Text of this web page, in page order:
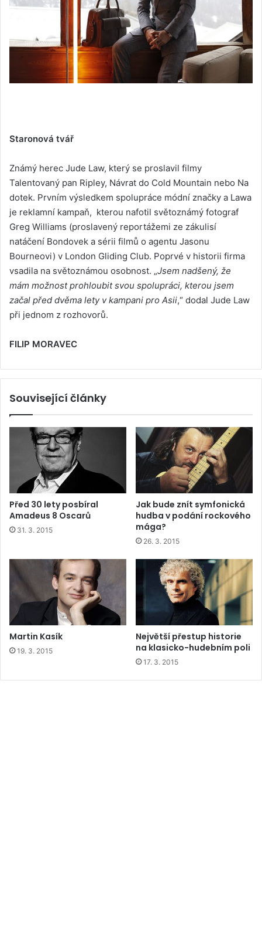
Staronová tvář
Známý herec Jude Law, který se proslavil filmy
Talentovaný pan Ripley, Návrat do Cold Mountain nebo Na
dotek. Prvním výsledkem spolupráce módní značky a Lawa
je reklamní kampaň, kterou nafotil světoznámý fotograf
Greg Williams (proslavený reportážemi ze zákulisí
natáčení Bondovek a sérii filmů o agentu Jasonu
Bourneovi) v London Gliding Club. Poprvé v historii firma
vsadila na světoznámou osobnost. „Jsem nadšený, že
mám možnost prohloubit svou spolupráci, kterou jsem
začal před dvěma lety v kampani pro Asii,“ dodal Jude Law
při jednom z rozhovorů.
FILIP MORAVEC
Související články
Před 30 lety posbíral
Amadeus 8 Oscarů
31. 3. 2015
Jak bude znít symfonická
hudba v podání rockového
mága?
26. 3. 2015
Martin Kasík
19. 3. 2015
Největší přestup historie
na klasicko-hudebním poli
17. 3. 2015